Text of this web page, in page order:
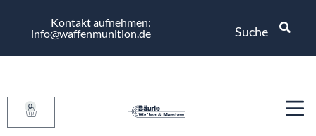
Kontakt aufnehmen:
info@waffenmunition.de
Suche
0